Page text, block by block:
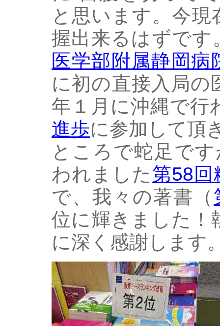
と思います。今
握出来るはずです
医学部附属静岡
に初の直接入局の
年１月に沖縄で行
進歩に参加して頂
ところで蛇足で
われました第58回
で、我々の著書（
位に輝きました！
に深く感謝します